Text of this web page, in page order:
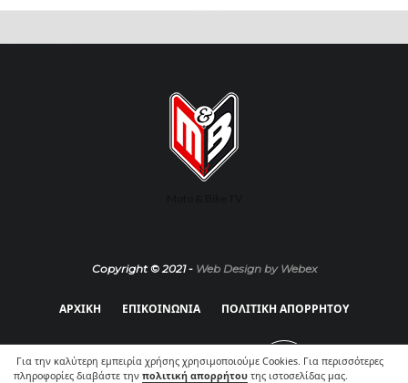
Για την καλύτερη εμπειρία χρήσης χρησιμοποιούμε Cookies. Για περισσότερες
πληροφορίες διαβάστε την πολιτική απορρήτου της ιστοσελίδας μας.
Copyright © 2021 - Web Design by Webex
ΑΡΧΙΚΗ ΕΠΙΚΟΙΝΩΝΙΑ ΠΟΛΙΤΙΚΗ ΑΠΟΡΡΗΤΟΥ